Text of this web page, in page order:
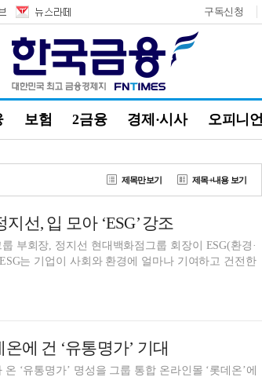
구독신청
보험 2금융 경제·시사 오피니언
제목만보기 제목+내용 보기
선, 입 모아 ‘ESG’ 강조
부회장, 정지선 현대백화점그룹 회장이 ESG(환경·
는 기업이 사회와 환경에 얼마나 기여하고 건전한
에 건 ‘유통명가’ 기대
‘유통명가’ 명성을 그룹 통합 온라인몰 ‘롯데온’에